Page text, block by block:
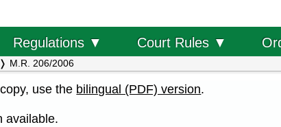
Regulations ▼ Court Rules ▼
M.R. 206/2006
use the bilingual (PDF) version.
available.